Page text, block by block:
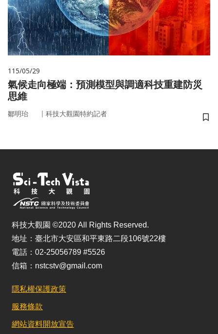
115/05/29
氣候走向極端：預測模型與調適科技重建防災
思維
鄒明珆 ｜ 科技大觀園特約記者
儲
科技大觀園 ©2020 All Rights Reserved.
地址：臺北市大安區和平東路二段106號22樓
電話：02-25056789 #5526
信箱：nstcstv@gmail.com
隱私權保護政策
服務條款
網站資料開放宣告